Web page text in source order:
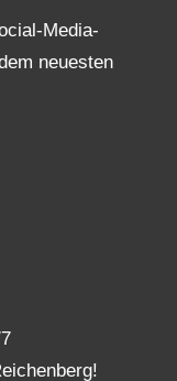
Media-
neuesten